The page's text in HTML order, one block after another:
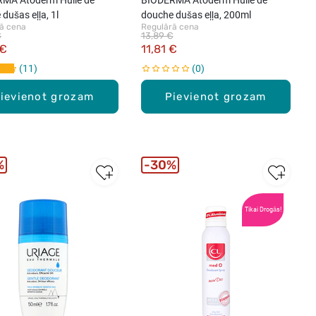
grozam
eļļa, 1l
cena
11
Pievienot grozam
douche dušas eļļa, 200ml
Regulārā cena
11,81 €
13,89 €
0
Tikai Drogās!
30%